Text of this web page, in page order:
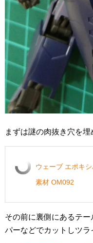
まずは謎の肉抜き穴を埋
ウェーブ エポキ
素材 OM092
その前に裏側にあるテ
パーなどでカットしツラ